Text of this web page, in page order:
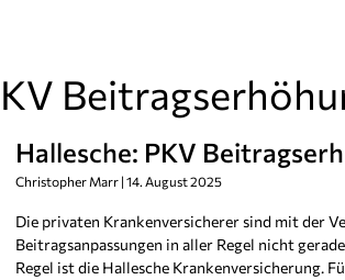
Hallesche: PKV
Christopher Marr 14. August 2025
Die privaten Krankenversicherer sind mit der
Beitragsanpassungen in aller Regel nicht
Regel ist die Hallesche Krankenversicherung.